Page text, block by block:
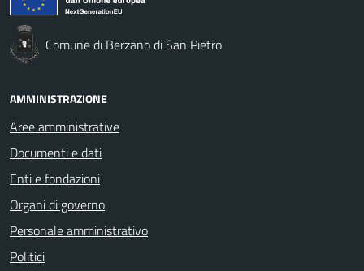
Comune di Berzano di San Pietro
AMMINISTRAZIONE
Aree amministrative
Documenti e dati
Enti e fondazioni
Organi di governo
Personale amministrativo
Politici